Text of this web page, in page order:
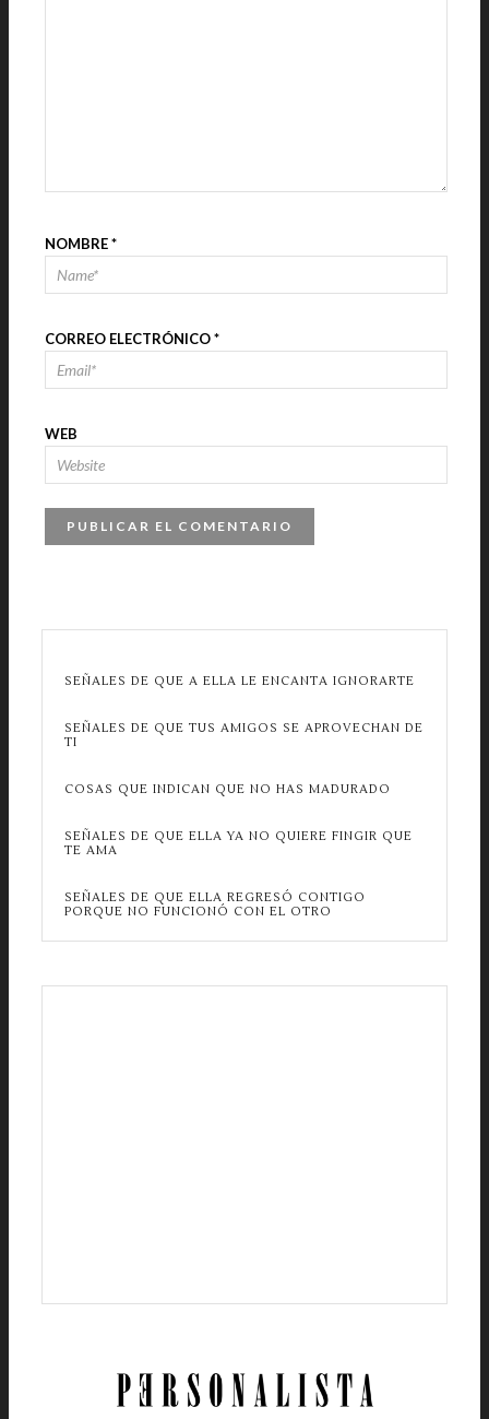
NOMBRE*
CORREO ELECTRÓNICO*
WEB
SEÑALES DE QUE A ELLA LE ENCANTA IGNORARTE
SEÑALES DE QUE TUS AMIGOS SE APROVECHAN DE
TI
COSAS QUE INDICAN QUE NO HAS MADURADO
SEÑALES DE QUE ELLA YA NO QUIERE FINGIR QUE
TE AMA
SEÑALES DE QUE ELLA REGRESÓ CONTIGO
PORQUE NO FUNCIONÓ CON EL OTRO